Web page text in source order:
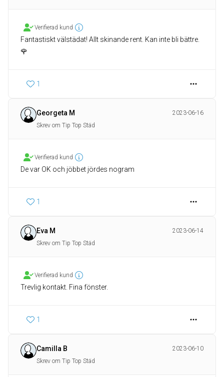
Verifierad kund
Fantastiskt välstädat! Allt skinande rent. Kan inte bli bättre.
🌹
1
Georgeta M
2023-06-16
Skrev om Tip Top Städ
Verifierad kund
De var OK och jöbbet jördes nogram
1
Eva M
2023-06-14
Skrev om Tip Top Städ
Verifierad kund
Trevlig kontakt. Fina fönster.
1
Camilla B
2023-06-10
Skrev om Tip Top Städ